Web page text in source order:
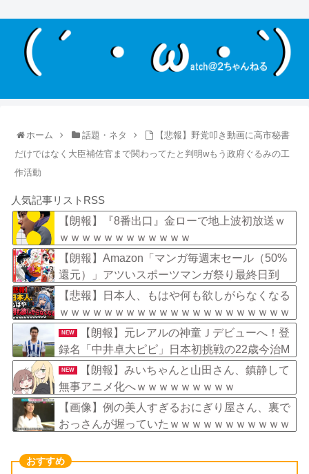
ホーム 話題・ネタ
【悲報】野党叩き動画に高市秘書
だけではなく大臣補佐官まで関わってたと判明wもう政府ぐるみの工
作活動
人気記事リストRSS
【朗報】『8番出口』金ローで地上波初放送ｗ
ｗｗｗｗｗｗｗｗｗｗｗｗ
【朗報】Amazon「マンガ毎週末セール（50%
還元）」アツいスポーツマンガ祭り最終日到
来！！！
【悲報】日本人、もはや何も欲しがらなくなる
ｗｗｗｗｗｗｗｗｗｗｗｗｗｗｗｗｗｗｗｗｗ
ｗｗｗ
NEW
【朗報】元レアルの神童Ｊデビューへ！登
録名「中井卓大ピピ」日本初挑戦の22歳今治M
Fが開幕戦に先発
NEW
【朗報】みいちゃんと山田さん、鎮静して
無事アニメ化へｗｗｗｗｗｗｗｗｗ
【画像】例の美人すぎるおにぎり屋さん、裏で
おっさんが握っていたｗｗｗｗｗｗｗｗｗｗｗ